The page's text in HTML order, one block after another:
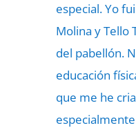
especial. Yo
Molina y Tello
del pabellón.
educación
que me he